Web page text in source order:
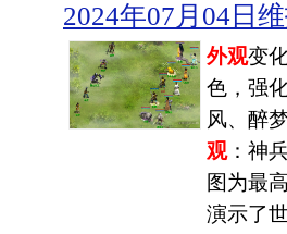
2024年07月04日
外观变
色，强
风、醉
观：神
图为最
演示了